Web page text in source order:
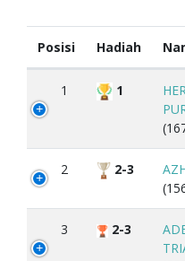
Posisi Hadiah
1 1
2 2-3
3 2-3